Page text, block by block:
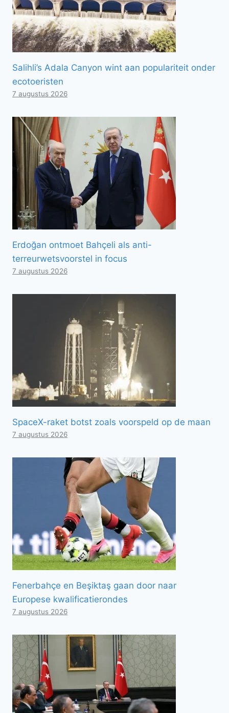
Salihli’s Adala Canyon wint aan populariteit onder
ecotoeristen
7 augustus 2026
Erdoğan ontmoet Bahçeli als anti-
terreurwetsvoorstel in focus
7 augustus 2026
SpaceX-raket botst zoals voorspeld op de maan
7 augustus 2026
Fenerbahçe en Beşiktaş gaan door naar
Europese kwalificatierondes
7 augustus 2026